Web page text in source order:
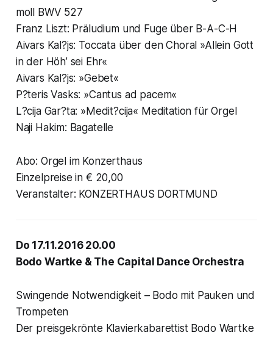
moll BWV 527
Franz Liszt: Präludium und Fuge über B-A-C-H
Aivars Kal?js: Toccata über den Choral »Allein Gott
in der Höh’ sei Ehr«
Aivars Kal?js: »Gebet«
P?teris Vasks: »Cantus ad pacem«
L?cija Gar?ta: »Medit?cija« Meditation für Orgel
Naji Hakim: Bagatelle
Abo: Orgel im Konzerthaus
Einzelpreise in € 20,00
Veranstalter: KONZERTHAUS DORTMUND
Do 17.11.2016 20.00
Bodo Wartke & The Capital Dance Orchestra
Swingende Notwendigkeit – Bodo mit Pauken und
Trompeten
Der preisgekrönte Klavierkabarettist Bodo Wartke